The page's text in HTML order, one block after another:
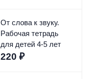
От слова к звуку.
Рабочая тетрадь
для детей 4-5 лет
220 ₽